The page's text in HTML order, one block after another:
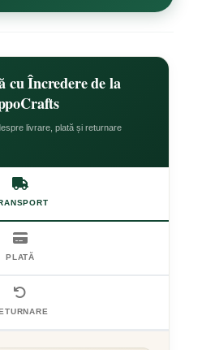
cu Încredere de la
livrare, plată și returnare
PLATĂ